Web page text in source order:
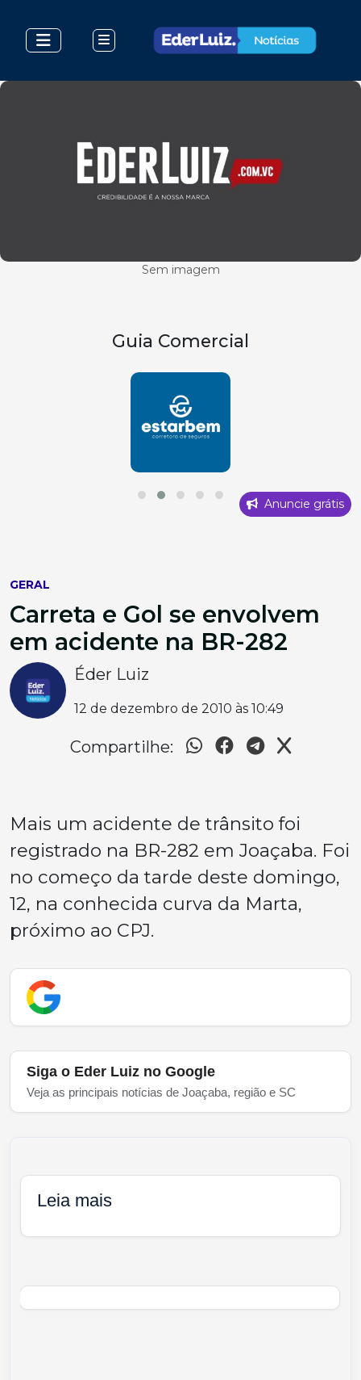
Sem imagem
Guia Comercial
Anuncie grátis
GERAL
Carreta e Gol se envolvem
em acidente na BR-282
Éder Luiz
12 de dezembro de 2010 às 10:49
Compartilhe:
Mais um acidente de trânsito foi
registrado na BR-282 em Joaçaba. Foi
no começo da tarde deste domingo,
12, na conhecida curva da Marta,
próximo ao CPJ.
Siga o Eder Luiz no Google
Veja as principais notícias de Joaçaba, região e SC
Leia mais